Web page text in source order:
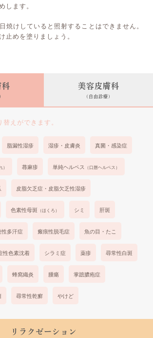
します。
焼けしていると照射することはできません。
止めを塗りましょう。
科 美容皮膚科
(自由診療)
替えができます。
脂漏性湿疹 湿疹・皮膚炎 真菌・感染症
） 蕁麻疹 単純ヘルペス （口唇ヘルペス）
皮脂欠乏症・皮脂欠乏性湿疹
色素性母斑 （ほくろ） シミ 肝斑
性多汗症 瘢痕性脱毛症 魚の目・たこ
性色素沈着 シラミ症 薬疹 尋常性白斑
蜂窩織炎 腫瘍 掌蹠膿疱症
尋常性乾癬 やけど
リラクゼーション